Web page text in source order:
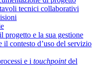
tecnici collaborativi
progetto e la sua gestione
il contesto d’uso del servizio
e i touchpointdel